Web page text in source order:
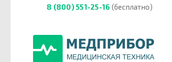
8 (800) 551-25-16 (бесплатно)